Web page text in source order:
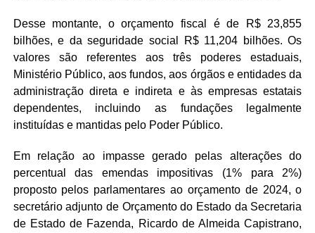
Desse montante, o orçamento fiscal é de R$ 23,855
bilhões, e da seguridade social R$ 11,204 bilhões. Os
valores são referentes aos três poderes estaduais,
Ministério Público, aos fundos, aos órgãos e entidades da
administração direta e indireta e às empresas estatais
dependentes, incluindo as fundações legalmente
instituídas e mantidas pelo Poder Público.
Em relação ao impasse gerado pelas alterações do
percentual das emendas impositivas (1% para 2%)
proposto pelos parlamentares ao orçamento de 2024, o
secretário adjunto de Orçamento do Estado da Secretaria
de Estado de Fazenda, Ricardo de Almeida Capistrano,